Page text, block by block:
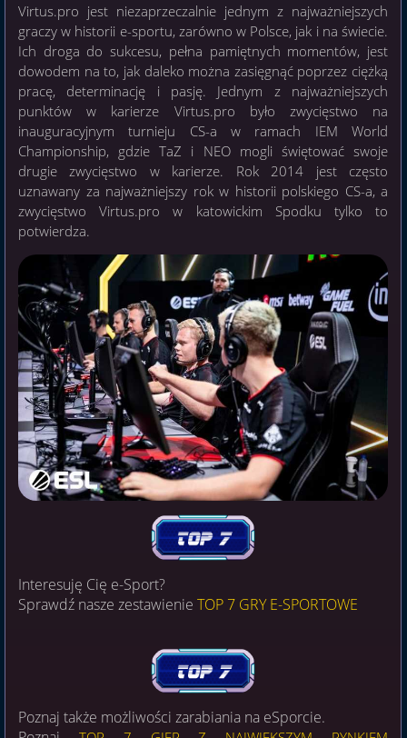
Virtus.pro jest niezaprzeczalnie jednym z najważniejszych
graczy w historii e-sportu, zarówno w Polsce, jak i na świecie.
Ich droga do sukcesu, pełna pamiętnych momentów, jest
dowodem na to, jak daleko można zasięgnąć poprzez ciężką
pracę, determinację i pasję. Jednym z najważniejszych
punktów w karierze Virtus.pro było zwycięstwo na
inauguracyjnym turnieju CS-a w ramach IEM World
Championship, gdzie TaZ i NEO mogli świętować swoje
drugie zwycięstwo w karierze. Rok 2014 jest często
uznawany za najważniejszy rok w historii polskiego CS-a, a
zwycięstwo Virtus.pro w katowickim Spodku tylko to
potwierdza.
Interesuję Cię e-Sport?
Sprawdź nasze zestawienie TOP 7 GRY E-SPORTOWE
Poznaj także możliwości zarabiania na eSporcie.